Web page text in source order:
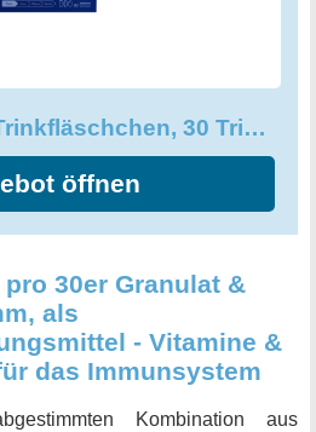
diesem qualitativ hochwertigen
Sie für die bestmögliche
Orthomol Sport Trinkfläschchen, 30 Trinkampullen - Zellschutz
öffnen
30er Granulat &
als
- Vitamine &
das Immunsystem
Kombination aus